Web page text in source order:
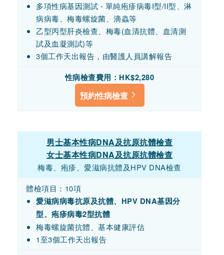
多項性病基因測試 - 單純疱疹病毒I型/II型、淋
病病毒、梅毒螺旋菌、滴蟲等
乙型丙型肝炎檢查、梅毒(血清抗體、血清測
試及血凝測試)等
3個工作天出報告，由醫護人員講解報告
性病檢查費用： HK$2,280
預約性病檢查
男士基本性病DNA及抗原抗體檢查
女士基本性病DNA及抗原抗體檢查
梅毒、疱疹、愛滋病抗體及HPV DNA檢查
體檢項目：10項
愛滋病病毒抗原及抗體、HPV DNA基因分
型、 疱疹病毒2型抗體
梅毒螺旋菌抗體、基本健康評估
1至3個工作天出報告